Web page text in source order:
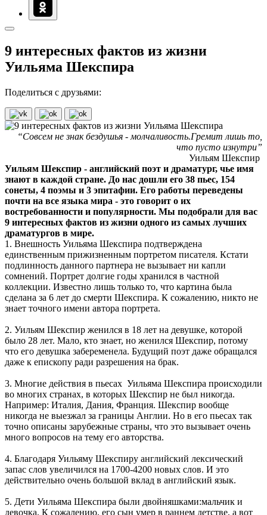
9 интересных фактов из жизни
Уильяма Шекспира
Поделиться с друзьями:
“Совсем не знак бездушья - молчаливость.Гремит лишь то,
что пусто изнутри”
Уильям Шекспир
Уильям Шекспир - английский поэт и драматург, чье имя
знают в каждой стране. До нас дошли его 38 пьес, 154
сонеты, 4 поэмы и 3 эпитафии. Его работы переведены
почти на все языка мира - это говорит о их
востребованности и популярности. Мы подобрали для вас
9 интересных фактов из жизни одного из самых лучших
драматургов в мире.
1. Внешность Уильяма Шекспира подтверждена
единственным прижизненным портретом писателя. Кстати
подлинность данного партнера не вызывает ни капли
сомнений. Портрет долгие годы хранился в частной
коллекции. Известно лишь только то, что картина была
сделана за 6 лет до смерти Шекспира. К сожалению, никто не
знает точного имени автора портрета.
2. Уильям Шекспир женился в 18 лет на девушке, которой
было 28 лет. Мало, кто знает, но женился Шекспир, потому
что его девушка забеременела. Будущий поэт даже обращался
даже к епископу ради разрешения на брак.
3. Многие действия в пьесах Уильяма Шекспира происходили
во многих странах, в которых Шекспир не был никогда.
Например: Италия, Дания, Франция. Шекспир вообще
никогда не выезжал за границы Англии. Но в его пьесах так
точно описаны зарубежные страны, что это вызывает очень
много вопросов на тему его авторства.
4. Благодаря Уильяму Шекспиру английский лексический
запас слов увеличился на 1700-4200 новых слов. И это
действительно очень большой вклад в английский язык.
5. Дети Уильяма Шекспира были двойняшками:мальчик и
девочка. К сожалению, его сын умер в раннем детстве, а вот